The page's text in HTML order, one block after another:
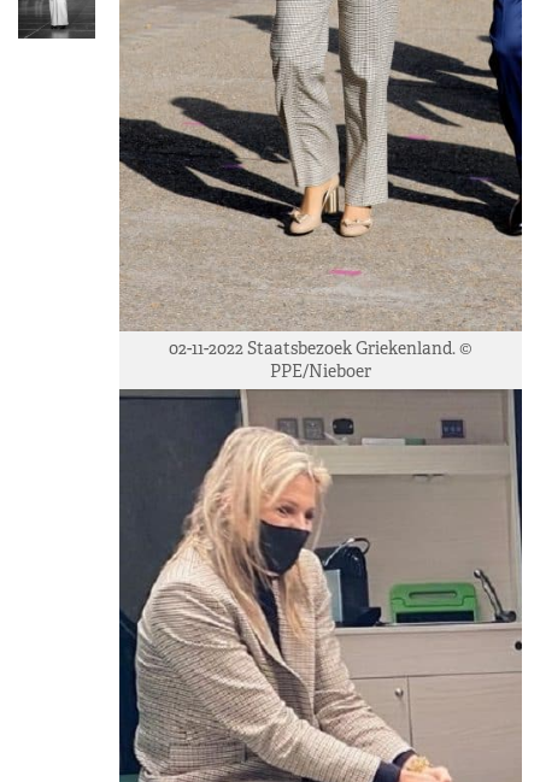
02-11-2022 Staatsbezoek Griekenland. ©
PPE/Nieboer